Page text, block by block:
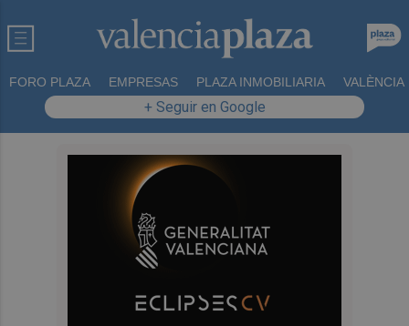
FORO PLAZA EMPRESAS PLAZA INMOBILIARIA VALÈNCIA
+ Seguir en Google